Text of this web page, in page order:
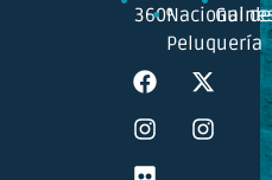
360ºNacional de
Peluquería